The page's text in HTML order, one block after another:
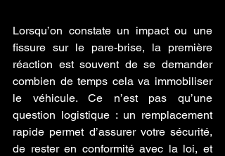
Lorsqu’on constate un impact ou une
fissure sur le pare-brise, la première
réaction est souvent de se demander
combien de temps cela va immobiliser
le véhicule. Ce n’est pas qu’une
question logistique : un remplacement
rapide permet d’assurer votre sécurité,
de rester en conformité avec la loi, et